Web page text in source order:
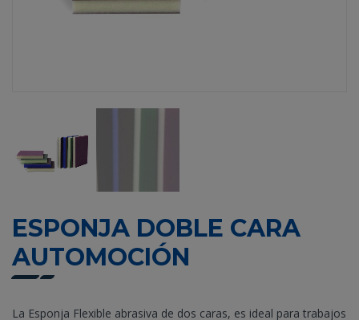
ESPONJA DOBLE CARA
AUTOMOCIÓN
La Esponja Flexible abrasiva de dos caras, es ideal para trabajos